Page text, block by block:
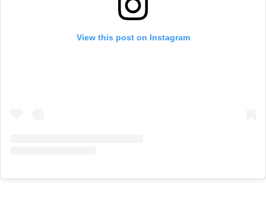
View this post on Instagram